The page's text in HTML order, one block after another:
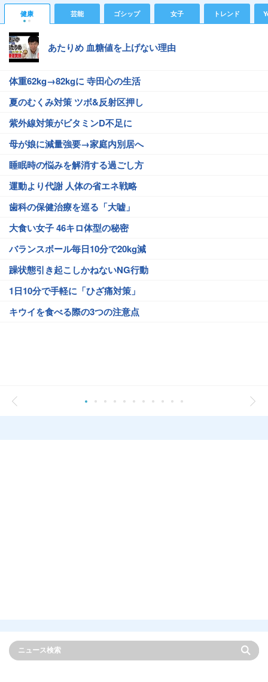
健康 芸能 ゴシップ 女子 トレンド
あたりめ 血糖値を上げない理由
体重62kg→82kgに 寺田心の生活
夏のむくみ対策 ツボ&反射区押し
紫外線対策がビタミンD不足に
母が娘に減量強要→家庭内別居へ
睡眠時の悩みを解消する過ごし方
運動より代謝 人体の省エネ戦略
歯科の保健治療を巡る「大嘘」
大食い女子 46キロ体型の秘密
バランスボール毎日10分で20kg減
躁状態引き起こしかねないNG行動
1日10分で手軽に「ひざ痛対策」
キウイを食べる際の3つの注意点